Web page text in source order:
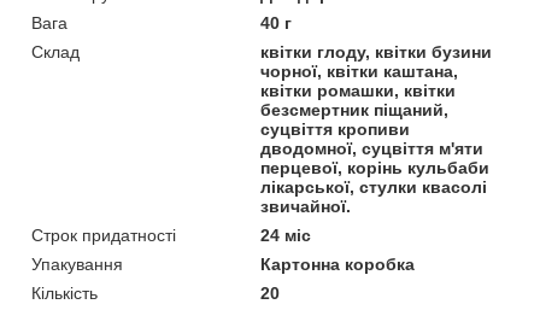
Вага
40 г
Склад
квітки глоду, квітки бузини
чорної, квітки каштана,
квітки ромашки, квітки
безсмертник піщаний,
суцвіття кропиви
дводомної, суцвіття м'яти
перцевої, корінь кульбаби
лікарської, стулки квасолі
звичайної.
Строк придатності
24 міс
Упакування
Картонна коробка
Кількість
20